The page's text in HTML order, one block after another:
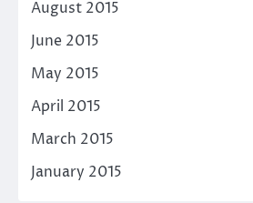
August 2015
June 2015
May 2015
April 2015
March 2015
January 2015